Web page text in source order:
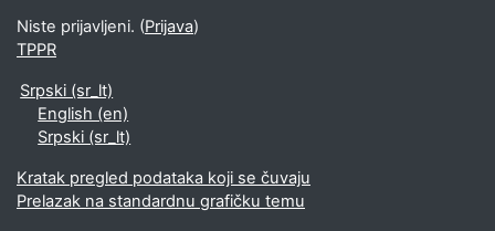
Niste prijavljeni. (Prijava)
TPPR
Srpski ‎(sr_lt)‎
English ‎(en)‎
Srpski ‎(sr_lt)‎
Kratak pregled podataka koji se čuvaju
Prelazak na standardnu grafičku temu